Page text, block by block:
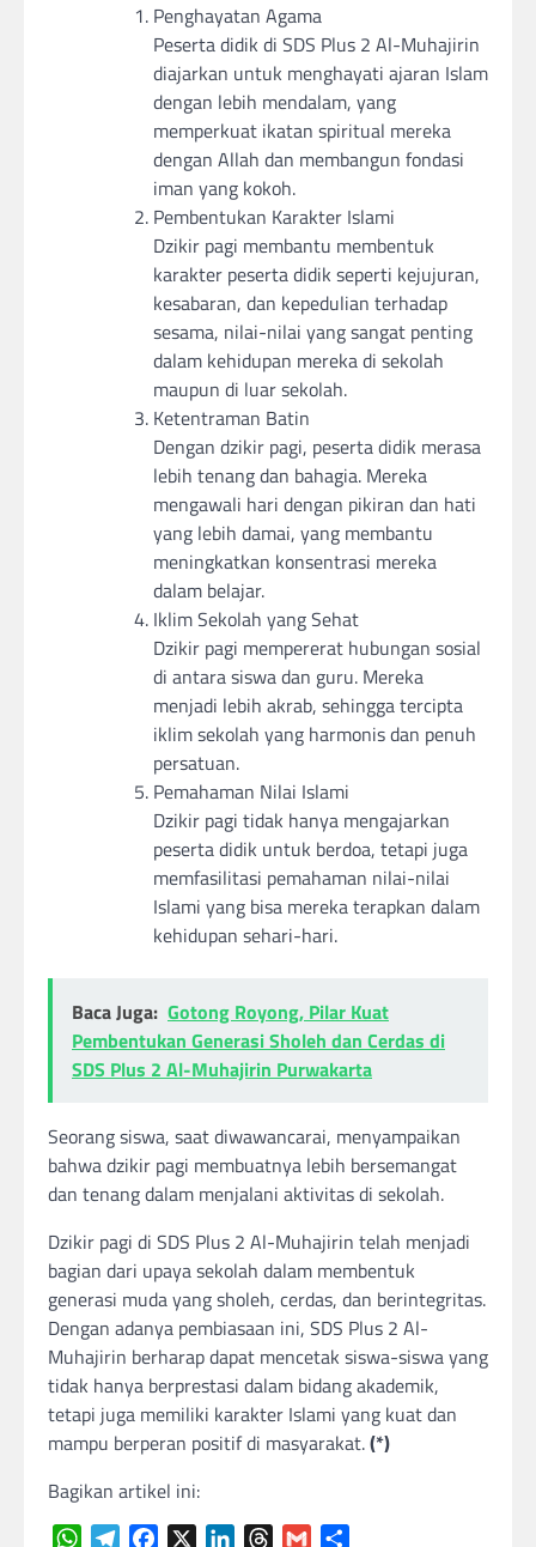
Penghayatan Agama
Peserta didik di SDS Plus 2 Al-Muhajirin
diajarkan untuk menghayati ajaran Islam
dengan lebih mendalam, yang
memperkuat ikatan spiritual mereka
dengan Allah dan membangun fondasi
iman yang kokoh.
Pembentukan Karakter Islami
Dzikir pagi membantu membentuk
karakter peserta didik seperti kejujuran,
kesabaran, dan kepedulian terhadap
sesama, nilai-nilai yang sangat penting
dalam kehidupan mereka di sekolah
maupun di luar sekolah.
Ketentraman Batin
Dengan dzikir pagi, peserta didik merasa
lebih tenang dan bahagia. Mereka
mengawali hari dengan pikiran dan hati
yang lebih damai, yang membantu
meningkatkan konsentrasi mereka
dalam belajar.
Iklim Sekolah yang Sehat
Dzikir pagi mempererat hubungan sosial
di antara siswa dan guru. Mereka
menjadi lebih akrab, sehingga tercipta
iklim sekolah yang harmonis dan penuh
persatuan.
Pemahaman Nilai Islami
Dzikir pagi tidak hanya mengajarkan
peserta didik untuk berdoa, tetapi juga
memfasilitasi pemahaman nilai-nilai
Islami yang bisa mereka terapkan dalam
kehidupan sehari-hari.
Baca Juga: Gotong Royong, Pilar Kuat
Pembentukan Generasi Sholeh dan Cerdas di
SDS Plus 2 Al-Muhajirin Purwakarta
Seorang siswa, saat diwawancarai, menyampaikan
bahwa dzikir pagi membuatnya lebih bersemangat
dan tenang dalam menjalani aktivitas di sekolah.
Dzikir pagi di SDS Plus 2 Al-Muhajirin telah menjadi
bagian dari upaya sekolah dalam membentuk
generasi muda yang sholeh, cerdas, dan berintegritas.
Dengan adanya pembiasaan ini, SDS Plus 2 Al-
Muhajirin berharap dapat mencetak siswa-siswa yang
tidak hanya berprestasi dalam bidang akademik,
tetapi juga memiliki karakter Islami yang kuat dan
mampu berperan positif di masyarakat.(*)
Bagikan artikel ini:
WhatsAppTelegramFacebook LinkedInThreads
Gmail